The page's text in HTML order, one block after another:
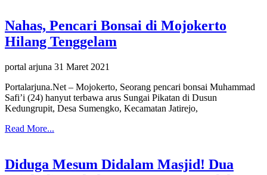
Nahas, Pencari Bonsai di Mojokerto
Hilang Tenggelam
portal arjuna 31 Maret 2021
Portalarjuna.Net – Mojokerto, Seorang pencari bonsai Muhammad
Safi’i (24) hanyut terbawa arus Sungai Pikatan di Dusun
Kedungrupit, Desa Sumengko, Kecamatan Jatirejo,
Read More...
Diduga Mesum Didalam Masjid! Dua